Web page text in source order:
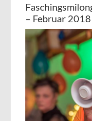
– Februar 2018